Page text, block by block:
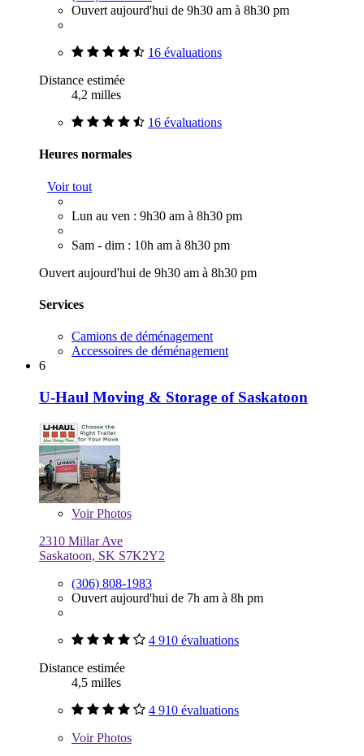
Ouvert aujourd'hui de 9h30 am à 8h30 pm
16 évaluations
Distance estimée
4,2 milles
16 évaluations
Heures normales
Voir tout
Lun au ven : 9h30 am à 8h30 pm
Sam - dim : 10h am à 8h30 pm
Ouvert aujourd'hui de 9h30 am à 8h30 pm
Services
Camions de déménagement
Accessoires de déménagement
6
U-Haul Moving & Storage of Saskatoon
VoirPhotos
2310 Millar Ave
Saskatoon, SK S7K2Y2
(306) 808-1983
Ouvert aujourd'hui de 7h am à 8h pm
4 910 évaluations
Distance estimée
4,5 milles
4 910 évaluations
VoirPhotos